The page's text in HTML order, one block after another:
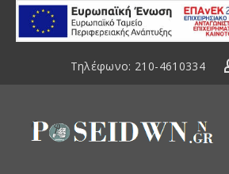
ΕΣΠΑ
2014-
2020
Τηλέφωνο: 210-4610334
Είδη